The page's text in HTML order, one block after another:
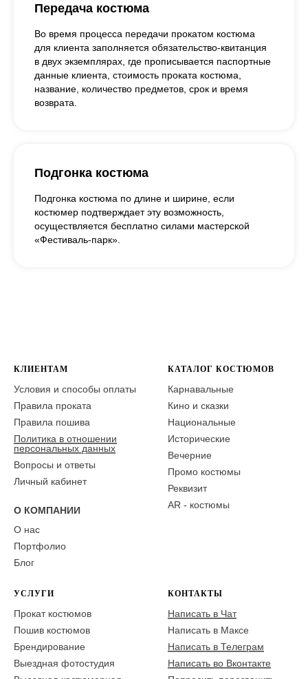
Передача костюма
Во время процесса передачи прокатом костюма
для клиента заполняется обязательство-квитанция
в двух экземплярах, где прописывается паспортные
данные клиента, стоимость проката костюма,
название, количество предметов, срок и время
возврата.
Подгонка костюма
Подгонка костюма по длине и ширине, если
костюмер подтверждает эту возможность,
осуществляется бесплатно силами мастерской
«Фестиваль-парк».
КЛИЕНТАМ
Условия и способы оплаты
Правила проката
Правила пошива
Политика в отношении
персональных данных
Вопросы и ответы
Личный кабинет
О КОМПАНИИ
О нас
Портфолио
Блог
КАТАЛОГ КОСТЮМОВ
Карнавальные
Кино и сказки
Национальные
Исторические
Вечерние
Промо костюмы
Реквизит
AR - костюмы
УСЛУГИ
Прокат костюмов
Пошив костюмов
Брендирование
Выездная фотостудия
КОНТАКТЫ
Написать в Чат
Написать в Максе
Написать в Телеграм
Написать во Вконтакте